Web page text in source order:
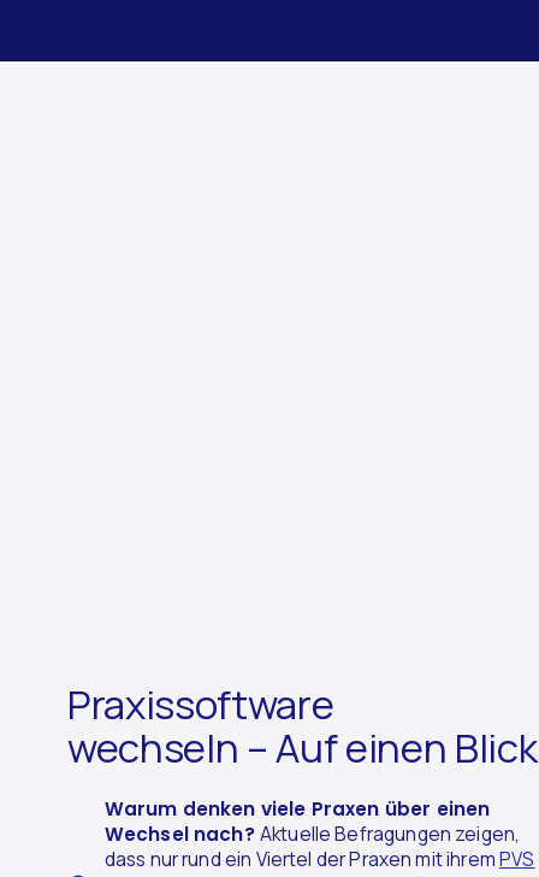
Praxissoftware
wechseln – Auf einen Blick
Warum denken viele Praxen über einen
Wechsel nach?Aktuelle Befragungen zeigen,
dass nur rund ein Viertel der Praxen mit ihremPVS